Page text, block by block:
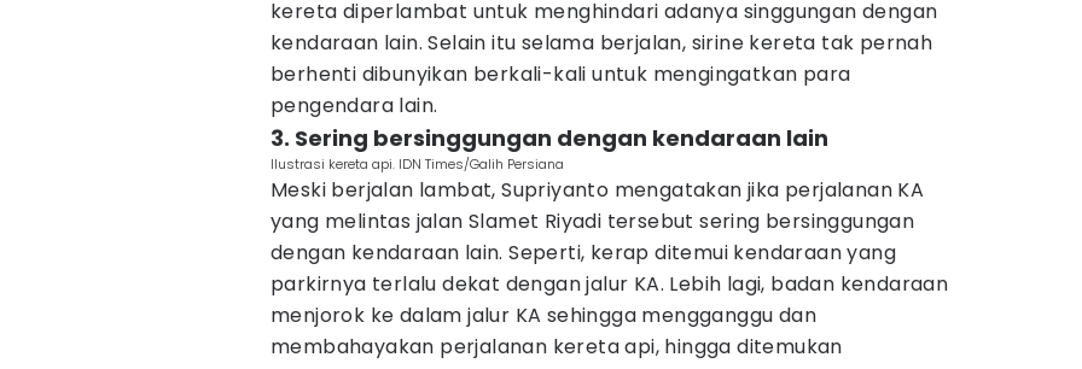
kereta diperlambat untuk menghindari adanya singgungan dengan
kendaraan lain. Selain itu selama berjalan, sirine kereta tak pernah
berhenti dibunyikan berkali-kali untuk mengingatkan para
pengendara lain.
3. Sering bersinggungan dengan kendaraan lain
Ilustrasi kereta api. IDN Times/Galih Persiana
Meski berjalan lambat, Supriyanto mengatakan jika perjalanan KA
yang melintas jalan Slamet Riyadi tersebut sering bersinggungan
dengan kendaraan lain. Seperti, kerap ditemui kendaraan yang
parkirnya terlalu dekat dengan jalur KA. Lebih lagi, badan kendaraan
menjorok ke dalam jalur KA sehingga mengganggu dan
membahayakan perjalanan kereta api, hingga ditemukan